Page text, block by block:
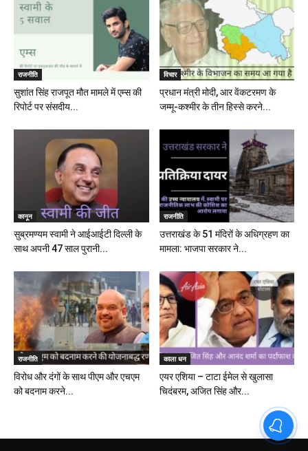
राजनीति
सुशांत सिंह राजपूत मौत मामले में एम्स की
रिपोर्ट पर संसदीय...
विचार
प्रधान मंत्री मोदी, आर वेंकटरमण के
जम्मू-कश्मीर के तीन हिस्से करने...
कानून
सुब्रमण्यम स्वामी ने आईआईटी दिल्ली के
साथ अपनी 47 साल पुरानी...
राजनीति
उत्तराखंड के 51 मंदिरों के अधिग्रहण का
मामला: भाजपा सरकार ने...
राजनीति
विरोध और दंगों के साथ पीएम और एचएम
को बदनाम करने...
काला धन
एयर एशिया – टाटा ईमेल से खुलासा
चिदंबरम, अजित सिंह और...